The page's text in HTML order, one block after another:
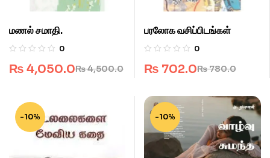
மணல் சமாதி.
0
₨4,500.0
₨ 4,050.0
பரலோக வசிப்பிடங்கள்
0
₨780.0
₨ 702.0
-10% -10%